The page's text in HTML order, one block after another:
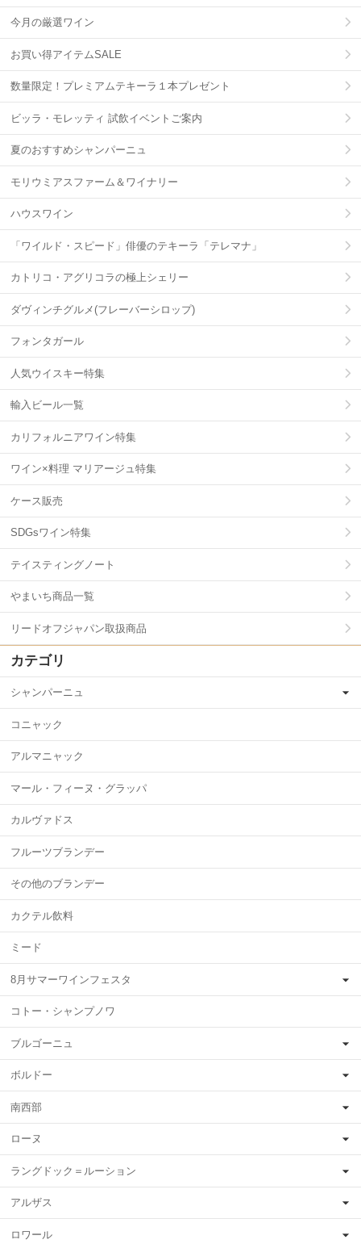
今月の厳選ワイン
お買い得アイテムSALE
数量限定！プレミアムテキーラ１本プレゼント
ビッラ・モレッティ 試飲イベントご案内
夏のおすすめシャンパーニュ
モリウミアスファーム＆ワイナリー
ハウスワイン
「ワイルド・スピード」俳優のテキーラ「テレマナ」
カトリコ・アグリコラの極上シェリー
ダヴィンチグルメ(フレーバーシロップ)
フォンタガール
人気ウイスキー特集
輸入ビール一覧
カリフォルニアワイン特集
ワイン×料理 マリアージュ特集
ケース販売
SDGsワイン特集
テイスティングノート
やまいち商品一覧
リードオフジャパン取扱商品
カテゴリ
シャンパーニュ
コニャック
アルマニャック
マール・フィーヌ・グラッパ
カルヴァドス
フルーツブランデー
その他のブランデー
カクテル飲料
ミード
8月サマーワインフェスタ
コトー・シャンプノワ
ブルゴーニュ
ボルドー
南西部
ローヌ
ラングドック＝ルーション
アルザス
ロワール